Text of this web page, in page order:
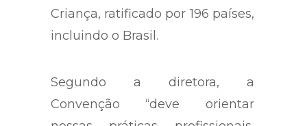
Criança, ratificado por 196 países,
incluindo o Brasil.
Segundo a diretora, a
Convenção “deve orientar